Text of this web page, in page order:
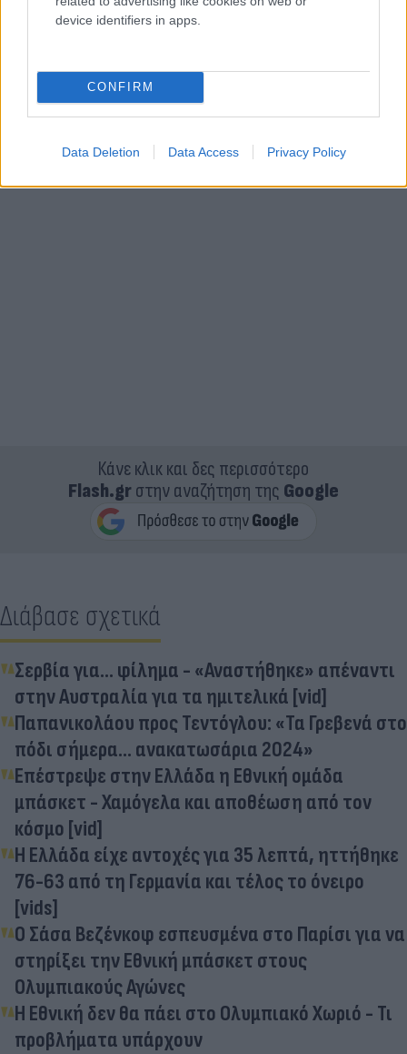
device identifiers in apps.
CONFIRM
Data Deletion Data Access Privacy Policy
Κάνε κλικ και δες περισσότερο
Flash.grστην αναζήτηση της Google
Διάβασε σχετικά
Σερβία για... φίλημα - «Αναστήθηκε» απέναντι
στην Αυστραλία για τα ημιτελικά [vid]
Παπανικολάου προς Τεντόγλου: «Τα Γρεβενά στο
πόδι σήμερα... ανακατωσάρια 2024»
Επέστρεψε στην Ελλάδα η Εθνική ομάδα
μπάσκετ - Χαμόγελα και αποθέωση από τον
κόσμο [vid]
Η Ελλάδα είχε αντοχές για 35 λεπτά, ηττήθηκε
76-63 από τη Γερμανία και τέλος το όνειρο
[vids]
Ο Σάσα Βεζένκοφ εσπευσμένα στο Παρίσι για να
στηρίξει την Εθνική μπάσκετ στους
Ολυμπιακούς Αγώνες
H Εθνική δεν θα πάει στο Ολυμπιακό Χωριό - Τι
προβλήματα υπάρχουν